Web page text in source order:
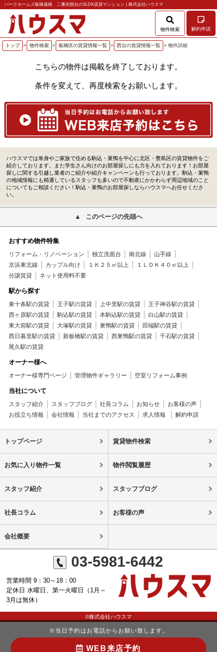
パークホームズ板橋蓮根 二番街西台の3LDK賃貸マンション | 株式会社ハウスマ
物件検索 解約申請
トップ > 物件検索 > 板橋区の賃貸情報一覧 > 西台の賃貸情報一覧 > 物件詳細
こちらの物件は掲載を終了しております。
条件を変えて、再度検索をお願いします。
ハウスマでは単身やご家族で住める駒込・巣鴨を中心に北区・豊島区の賃貸物件をご
紹介しております。また学生さん向けのお部屋探しにも力を入れております！お部屋
探しに関する引越し業者のご紹介や紹介キャンペーンも行っております。駒込・巣鴨
の地域情報にも精通しているスタッフも多いので不動産にかかわらず周辺地域のこと
についてもご相談ください！駒込・巣鴨のお部屋探しならハウスマへお任せくださ
い。
このページの先頭へ
おすすめ物件特集
リフォーム・リノベーション 独立洗面台 南北線
山手線
京浜東北線
カップル向け １Ｋ２５㎡以上
１ＬＤＫ４０㎡以上
分譲賃貸
ネット使用料不要
駅から探す
東十条駅の賃貸 王子駅の賃貸 上中里駅の賃貸
王子神谷駅の賃貸
西ヶ原駅の賃貸
駒込駅の賃貸 本駒込駅の賃貸
白山駅の賃貸
東大前駅の賃貸
大塚駅の賃貸 巣鴨駅の賃貸
田端駅の賃貸
西日暮里駅の賃貸
新板橋駅の賃貸 西巣鴨駅の賃貸
千石駅の賃貸
尾久駅の賃貸
オーナー様へ
オーナー様専門ページ 管理物件ギャラリー 空室リフォーム事例
当社について
スタッフ紹介 スタッフブログ 社長コラム お知らせ
お客様の声
お役立ち情報
会社情報 当社までのアクセス 求人情報 解約申請
トップページ 賃貸物件検索
お気に入り物件一覧 物件閲覧履歴
スタッフ紹介 スタッフブログ
社長コラム お客様の声
会社概要
03-5981-6442
営業時間 9：30～18：00
定休日 水曜日、第一火曜日（1月～
3月は無休）
©株式会社ハウスマ
※当日予約はお電話からお願い致します。
WEB来店予約